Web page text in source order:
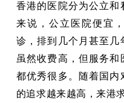
香港的医院分为公立和
来说，公立医院便宜
诊，排到几个月甚至几
虽然收费高，但服务
都优秀很多。随着国内
的追求越来越高，来港